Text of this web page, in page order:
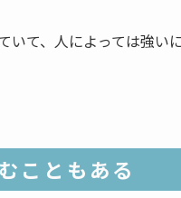
いて、人によっては強い
こともある